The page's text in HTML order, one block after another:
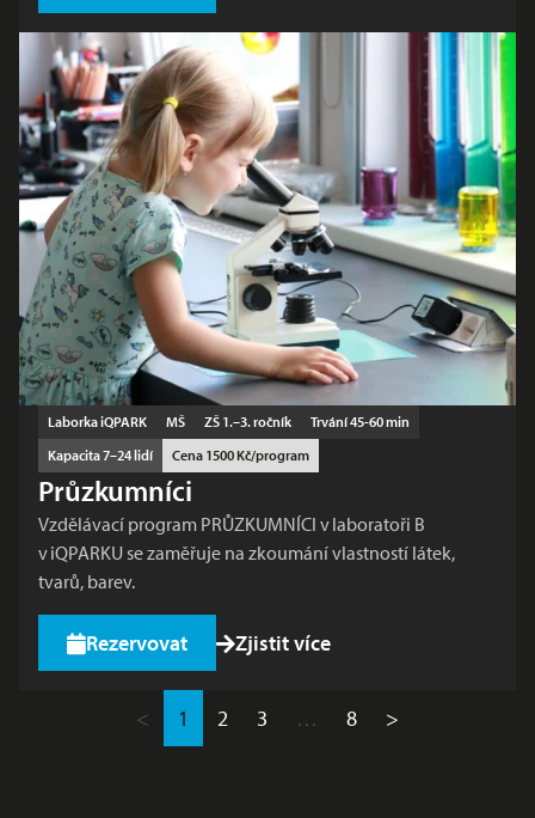
Průzkumníci
Vzdělávací program PRŮZKUMNÍCI v laboratoři B
v iQPARKU se zaměřuje na zkoumání vlastností látek,
tvarů, barev.
Laborka iQPARK MŠ ZŠ 1.–3. ročník
Trvání 45-60 min
Kapacita 7–24 lidí
Cena 1500 Kč/program
Rezervovat Zjistit více
< 1 2 3 … 8 >